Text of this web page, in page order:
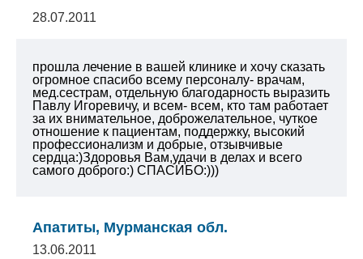
28.07.2011
прошла лечение в вашей клинике и хочу сказать
огромное спасибо всему персоналу- врачам,
мед.сестрам, отдельную благодарность выразить
Павлу Игоревичу, и всем- всем, кто там работает
за их внимательное, доброжелательное, чуткое
отношение к пациентам, поддержку, высокий
профессионализм и добрые, отзывчивые
сердца:)Здоровья Вам,удачи в делах и всего
самого доброго:) СПАСИБО:)))
Апатиты, Мурманская обл.
13.06.2011